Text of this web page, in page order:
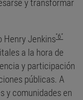
y transformar
Henry Jenkins“6”
a la hora de
y participación
públicas. A
y comunidades en